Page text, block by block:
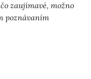
zaujímavé, možno
poznávaním